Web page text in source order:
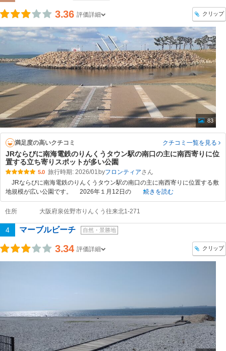
3.36 評価詳細 クリップ
83
満足度の高いクチコミ クチコミ一覧を見る
JRならびに南海電鉄のりんくうタウン駅の南口の主に南西寄りに位
置する立ち寄りスポットが多い公園
5.0 旅行時期: 2026/01 byフロンティア
JRならびに南海電鉄のりんくうタウン駅の南口の主に南西寄りに位置する敷
地規模が広い公園です。 2026年１月12日の
続きを読む
住所 大阪府泉佐野市りんくう往来北1-271
4 マーブルビーチ 自然・景勝地
3.34 評価詳細 クリップ